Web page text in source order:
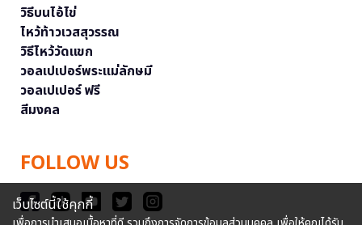
วิธีบนไอ้ไข่
ไหว้ท้าวเวสสุวรรณ
วิธีไหว้วัดแขก
วอลเปเปอร์พระแม่ลักษมี
วอลเปเปอร์ ฟรี
สีมงคล
FOLLOW US
เว็บไซต์นี้ใช้คุกกี้